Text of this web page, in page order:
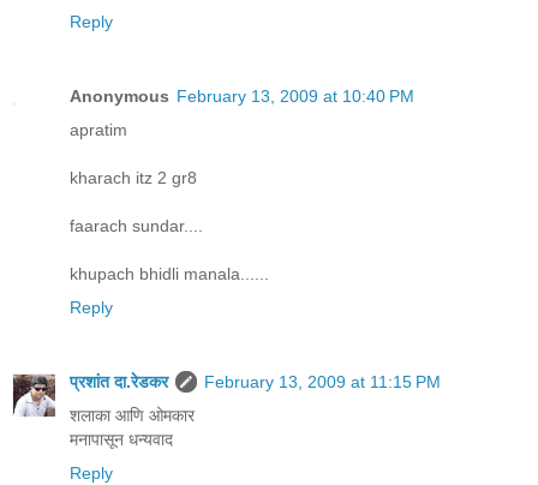
Reply
Anonymous February 13, 2009 at 10:40 PM
apratim
kharach itz 2 gr8
faarach sundar....
khupach bhidli manala......
Reply
प्रशांत दा.रेडकर
February 13, 2009 at 11:15 PM
शलाका आणि ओमकार
मनापासून धन्यवाद
Reply